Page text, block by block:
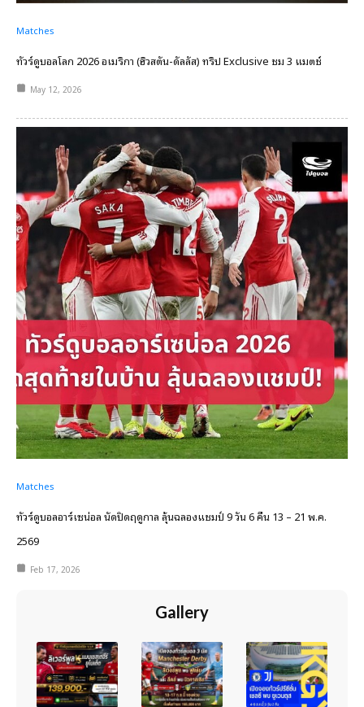
Matches
ทัวร์ดูบอลโลก 2026 อเมริกา (ฮิวสตัน-ดัลลัส) ทริป Exclusive ชม 3 แมตช์
May 12, 2026
Matches
ทัวร์ดูบอลอาร์เซน่อล นัดปิดฤดูกาล ลุ้นฉลองแชมป์ 9 วัน 6 คืน 13 – 21 พ.ค.
2569
Feb 17, 2026
Gallery